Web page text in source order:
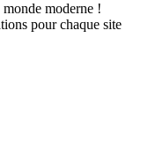
moderne !
pour chaque site